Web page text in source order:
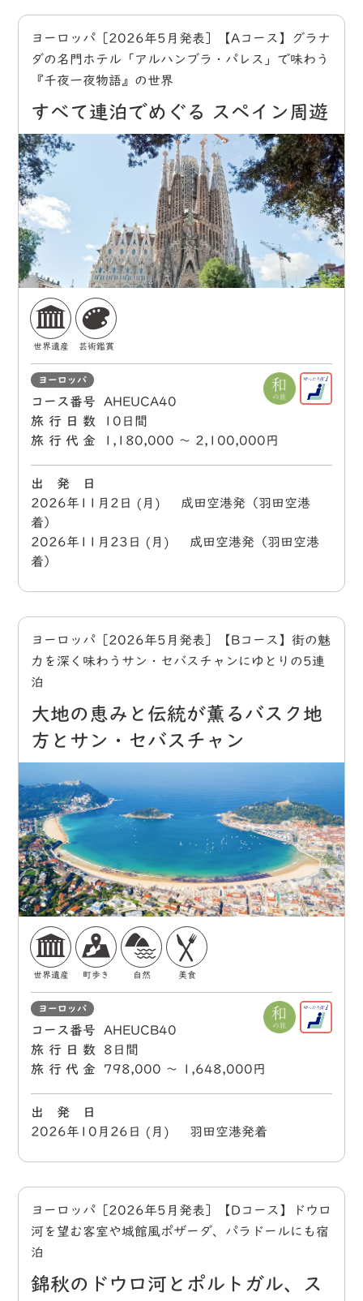
ヨーロッパ［2026年5月発表］【Aコース】グラナ
ダの名門ホテル「アルハンブラ・パレス」で味わう
『千夜一夜物語』の世界
すべて連泊でめぐる スペイン周遊
世界遺産 芸術鑑賞
ヨーロッパ
コース番号
AHEUCA40
旅行日数
10日間
旅行代金
1,180,000 〜 2,100,000円
出 発 日
2026年11月2日 (月) 成田空港発（羽田空港
着）
2026年11月23日 (月) 成田空港発（羽田空港
着）
ヨーロッパ［2026年5月発表］【Bコース】街の魅
力を深く味わうサン・セバスチャンにゆとりの5連
泊
大地の恵みと伝統が薫るバスク地
方とサン・セバスチャン
世界遺産 町歩き 自然 美食
ヨーロッパ
コース番号
AHEUCB40
旅行日数
8日間
旅行代金
798,000 〜 1,648,000円
出 発 日
2026年10月26日 (月) 羽田空港発着
ヨーロッパ［2026年5月発表］【Dコース】ドウロ
河を望む客室や城館風ポザーダ、パラドールにも宿
泊
錦秋のドウロ河とポルトガル、ス